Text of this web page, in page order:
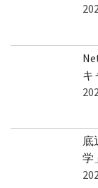
キ
底
学